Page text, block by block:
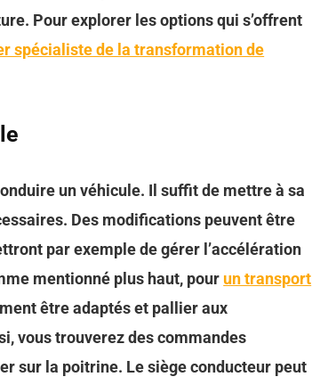
Pour explorer les options qui s’offrent
spécialiste de la transformation de
un véhicule. Il suffit de mettre à sa
Des modifications peuvent être
par exemple de gérer l’accélération
mentionné plus haut, pour un transport
être adaptés et pallier aux
vous trouverez des commandes
sur la poitrine. Le siège conducteur peut